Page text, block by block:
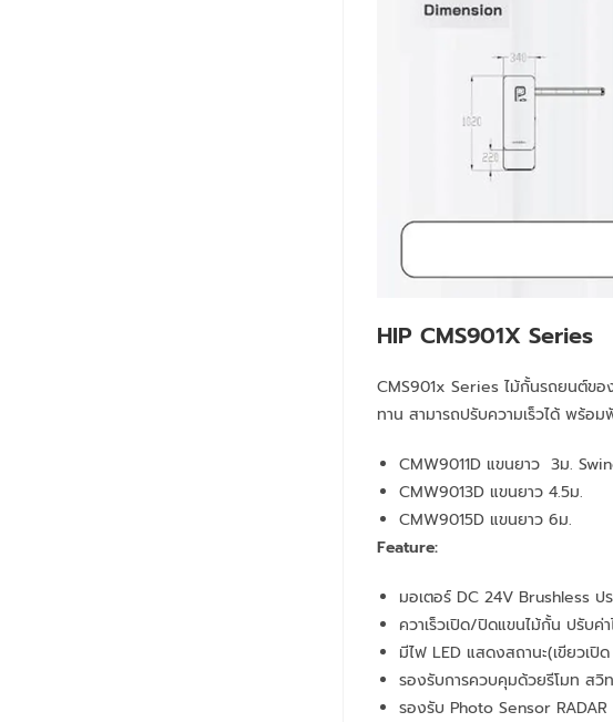
HIP CMS901X Series
CMS901x Series ไม้กั้นรถยนต์ข
ทาน สามารถปรับความเร็วได้ พร้อ
CMW9011D แขนยาว 3ม.
CMW9013D แขนยาว 4.5ม.
CMW9015D แขนยาว 6ม.
Feature:
มอเตอร์ DC 24V Brushless ป
ควาเร็วเปิด/ปิดแขนไม้กั้น ปรับค่า
มีไฟ LED แสดงสถานะ(เขียวเปิ
รองรับการควบคุมด้วยรีโมท ส
รองรับ Photo Sensor